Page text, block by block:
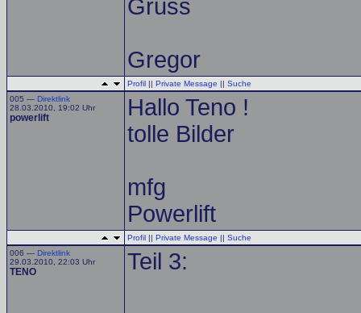
Gruss
Gregor
Profil || Private Message || Suche
005 — Direktlink
28.03.2010, 19:02 Uhr
powerlift
Hallo Teno !
tolle Bilder
mfg
Powerlift
Profil || Private Message || Suche
006 — Direktlink
29.03.2010, 22:03 Uhr
TENO Teil 3: